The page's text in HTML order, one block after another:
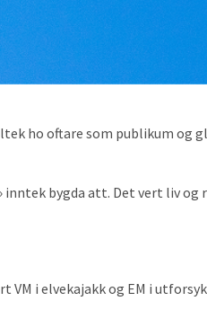
ho oftare som publikum og
bygda att. Det vert liv
i elvekajakk og EM i